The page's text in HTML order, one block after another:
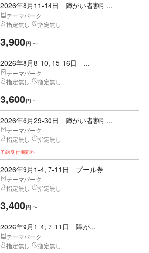
2026年8月11-14日 障がい者割引...
テーマパーク
指定無し
指定無し
3,900円 〜
2026年8月8-10, 15-16日 ...
テーマパーク
指定無し
指定無し
3,600円 〜
2026年6月29-30日 障がい者割引...
テーマパーク
指定無し
指定無し
予約受付期間外
2026年9月1-4, 7-11日 プール券
テーマパーク
指定無し
指定無し
3,400円 〜
2026年9月1-4, 7-11日 障が...
テーマパーク
指定無し
指定無し